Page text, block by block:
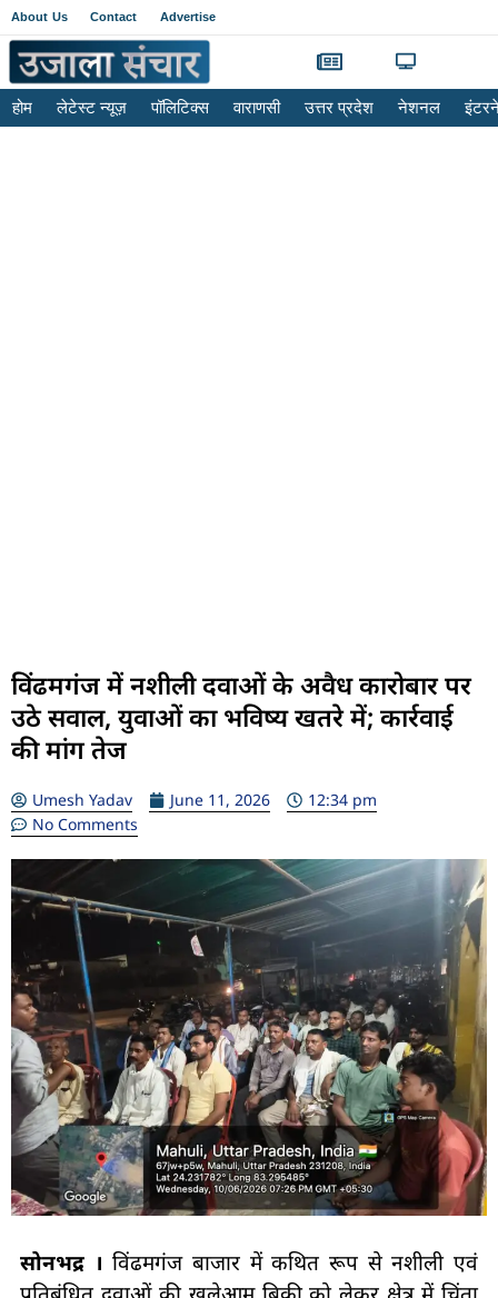
About Us Contact Advertise
होम लेटेस्ट न्यूज़ पॉलिटिक्स वाराणसी उत्तर प्रदेश नेशनल
विंढमगंज में नशीली दवाओं के अवैध कारोबार पर
उठे सवाल, युवाओं का भविष्य खतरे में; कार्रवाई
की मांग तेज
Umesh Yadav June 11, 2026
12:34 pm
No Comments
सोनभद्र ।विंढमगंज बाजार में कथित रूप से नशीली एवं